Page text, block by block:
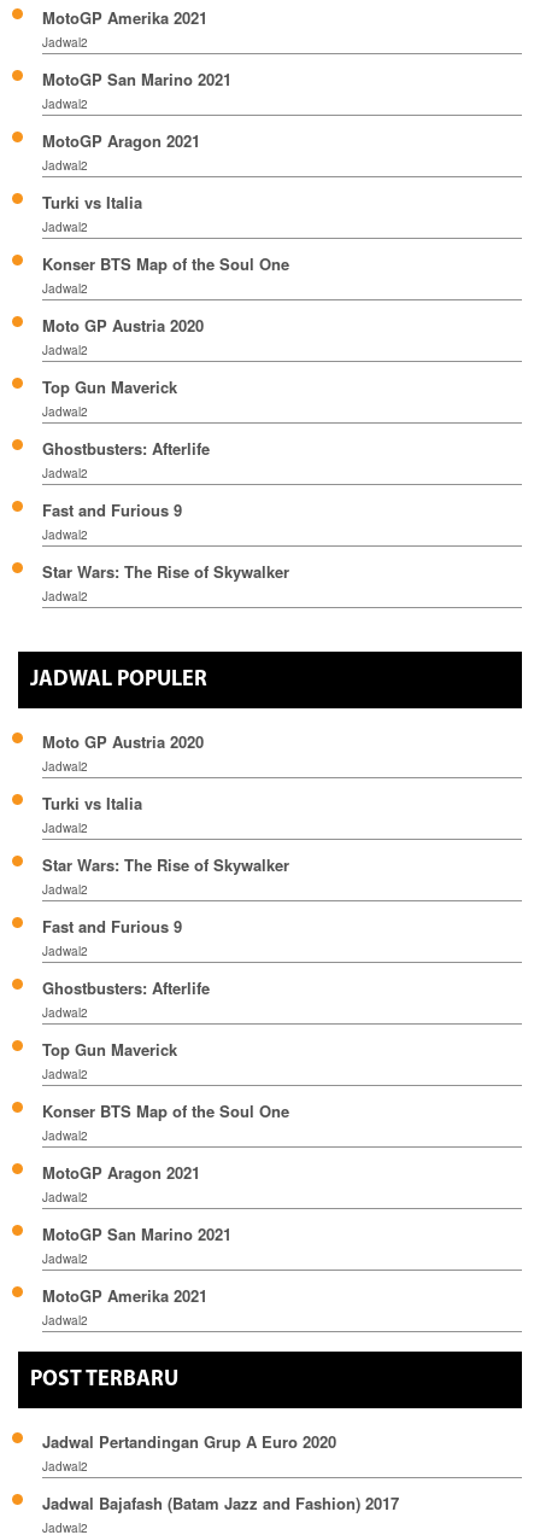
MotoGP Amerika 2021
Jadwal2
MotoGP San Marino 2021
Jadwal2
MotoGP Aragon 2021
Jadwal2
Turki vs Italia
Jadwal2
Konser BTS Map of the Soul One
Jadwal2
Moto GP Austria 2020
Jadwal2
Top Gun Maverick
Jadwal2
Ghostbusters: Afterlife
Jadwal2
Fast and Furious 9
Jadwal2
Star Wars: The Rise of Skywalker
Jadwal2
JADWAL POPULER
Moto GP Austria 2020
Jadwal2
Turki vs Italia
Jadwal2
Star Wars: The Rise of Skywalker
Jadwal2
Fast and Furious 9
Jadwal2
Ghostbusters: Afterlife
Jadwal2
Top Gun Maverick
Jadwal2
Konser BTS Map of the Soul One
Jadwal2
MotoGP Aragon 2021
Jadwal2
MotoGP San Marino 2021
Jadwal2
MotoGP Amerika 2021
Jadwal2
POST TERBARU
Jadwal Pertandingan Grup A Euro 2020
Jadwal2
Jadwal Bajafash (Batam Jazz and Fashion) 2017
Jadwal2